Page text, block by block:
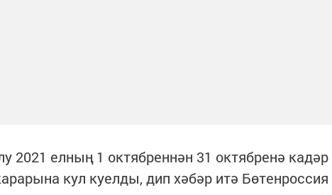
2021 елның 1 октябреннән 31 октябренә кадәр
кул куелды, дип хәбәр итә Бөтенроссия